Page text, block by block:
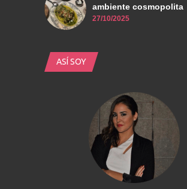
ambiente cosmopolita
27/10/2025
ASÍ SOY